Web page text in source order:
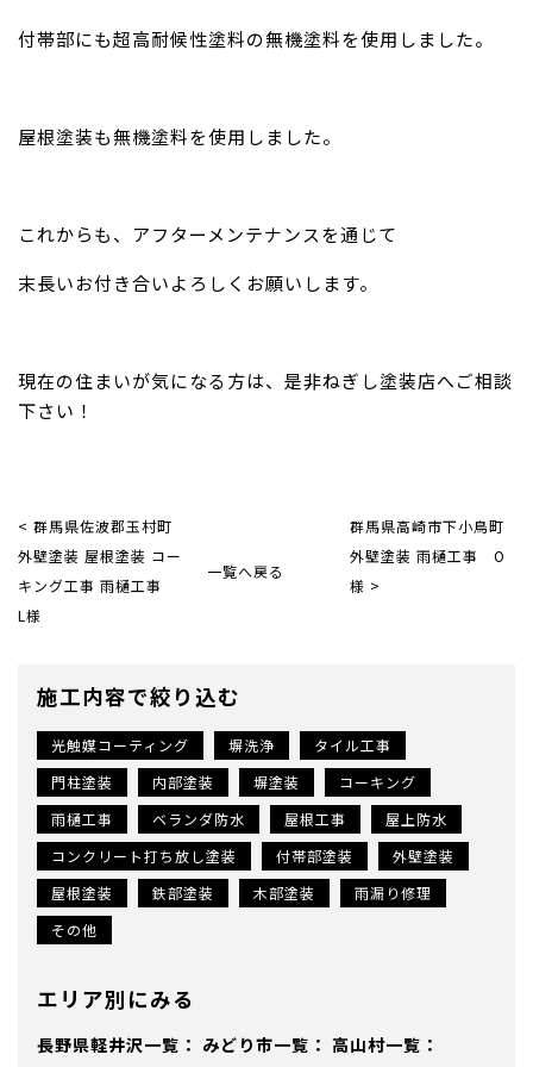
付帯部にも超高耐候性塗料の無機塗料を使用しました。
屋根塗装も無機塗料を使用しました。
これからも、アフターメンテナンスを通じて
末長いお付き合いよろしくお願いします。
現在の住まいが気になる方は、是非ねぎし塗装店へご相談
下さい！
< 群馬県佐波郡玉村町
外壁塗装 屋根塗装 コー
キング工事 雨樋工事
L様
群馬県高崎市下小鳥町
外壁塗装 雨樋工事 O
様 >
一覧へ戻る
施工内容で絞り込む
光触媒コーティング 塀洗浄
タイル工事
門柱塗装
内部塗装 塀塗装
コーキング
雨樋工事
ベランダ防水 屋根工事
屋上防水
コンクリート打ち放し塗装
付帯部塗装
外壁塗装
屋根塗装
鉄部塗装 木部塗装
雨漏り修理
その他
エリア別にみる
長野県軽井沢 みどり市 高山村